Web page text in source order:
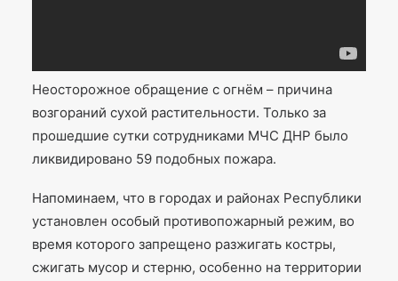
Неосторожное обращение с огнём – причина
возгораний сухой растительности. Только за
прошедшие сутки сотрудниками МЧС ДНР было
ликвидировано 59 подобных пожара.
Напоминаем, что в городах и районах Республики
установлен особый противопожарный режим, во
время которого запрещено разжигать костры,
сжигать мусор и стерню, особенно на территории